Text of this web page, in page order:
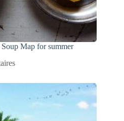
Map for summer